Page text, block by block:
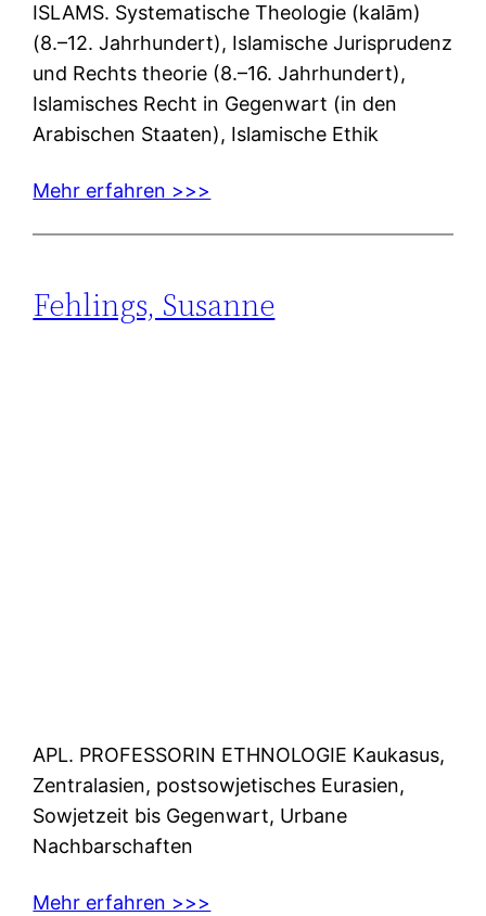
ISLAMS. Systematische Theologie (kalām)
(8.–12. Jahrhundert), Islamische Jurisprudenz
und Rechts theorie (8.–16. Jahrhundert),
Islamisches Recht in Gegenwart (in den
Arabischen Staaten), Islamische Ethik
Mehr erfahren >>>
Fehlings, Susanne
APL. PROFESSORIN ETHNOLOGIE Kaukasus,
Zentralasien, postsowjetisches Eurasien,
Sowjetzeit bis Gegenwart, Urbane
Nachbarschaften
Mehr erfahren >>>